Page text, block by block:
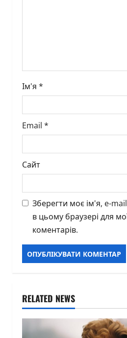
Ім'я *
Email *
Сайт
Зберегти моє ім'я, e-
в цьому браузері для
коментарів.
RELATED NEWS